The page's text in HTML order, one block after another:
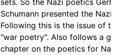
sets. So the Nazi poetics
Schumann presented the Nazi
Following this is the issue of
"war poetry". Also follows a
chapter on the poetics for